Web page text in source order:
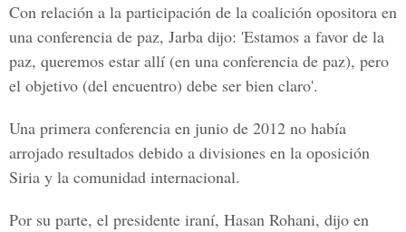
Con relación a la participación de la coalición opositora en
una conferencia de paz, Jarba dijo: 'Estamos a favor de la
paz, queremos estar allí (en una conferencia de paz), pero
el objetivo (del encuentro) debe ser bien claro'.
Una primera conferencia en junio de 2012 no había
arrojado resultados debido a divisiones en la oposición
Siria y la comunidad internacional.
Por su parte, el presidente iraní, Hasan Rohani, dijo en